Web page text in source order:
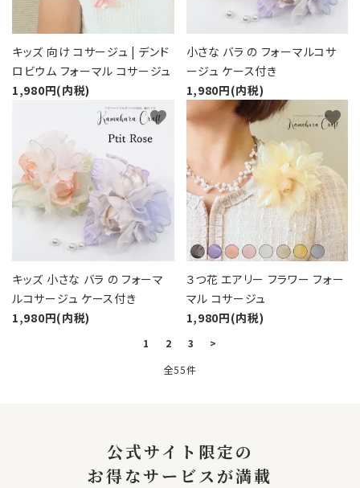
キッズ 向け コサージュ | デンド
ロビウム フォーマル コサージュ
1,980円(内税)
小さな バラ の フォーマルコサ
ージュ ケース付き
1,980円(内税)
キッズ 小さな バラ の フォーマ
ルコサージュ ケース付き
1,980円(内税)
favorite
３つ花 エアリー フラワー フォー
マル コサージュ
1,980円(内税)
favorite
1 2 3
>
全55件
公式サイト限定の
お得なサービスが満載